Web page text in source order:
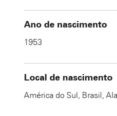
Ano de nascimento
1953
Local de nascimento
América do Sul, Brasil,